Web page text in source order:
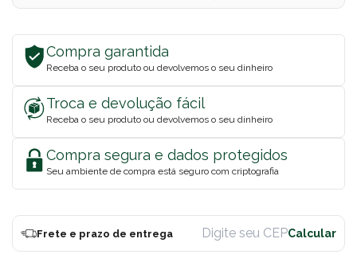
Compra garantida
Receba o seu produto ou devolvemos o seu dinheiro
Troca e devolução fácil
Receba o seu produto ou devolvemos o seu dinheiro
Compra segura e dados protegidos
Seu ambiente de compra está seguro com criptografia
Frete e prazo de entrega